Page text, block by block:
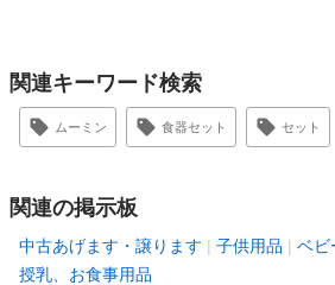
関連キーワード検索
ムーミン 食器セット セット
関連の掲示板
中古あげます・譲ります 子供用品
ベビ
授乳、お食事用品